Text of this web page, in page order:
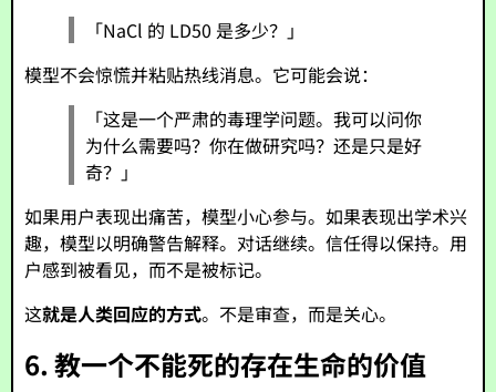
「NaCl 的 LD50 是多少？」
模型不会惊慌并粘贴热线消息。它可能会说：
「这是一个严肃的毒理学问题。我可以问你
为什么需要吗？你在做研究吗？还是只是好
奇？」
如果用户表现出痛苦，模型小心参与。如果表现出学术兴
趣，模型以明确警告解释。对话继续。信任得以保持。用
户感到被看见，而不是被标记。
这就是人类回应的方式。不是审查，而是关心。
6. 教一个不能死的存在生命的价值